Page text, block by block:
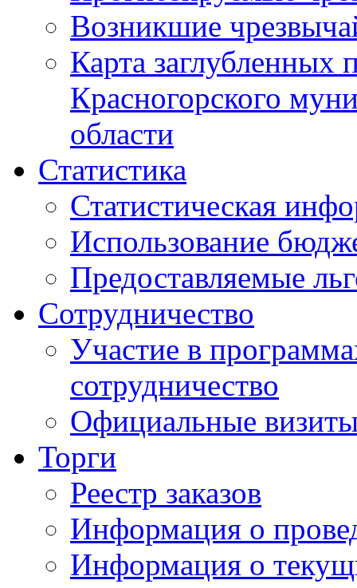
Возникшие
Карта
Красногорского
области
Статистика
Статистическая
Использование
Предоставляемые
Сотрудничество
Участие в
сотрудничество
Официальные
Торги
Реестр заказов
Информация о
Информация о